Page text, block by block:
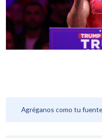
Agréganos como tu